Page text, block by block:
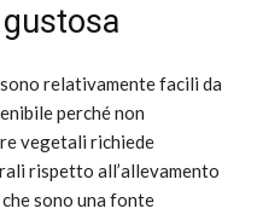
sono relativamente facili da
perché non
vegetali richiede
rispetto all’allevamento
sono una fonte